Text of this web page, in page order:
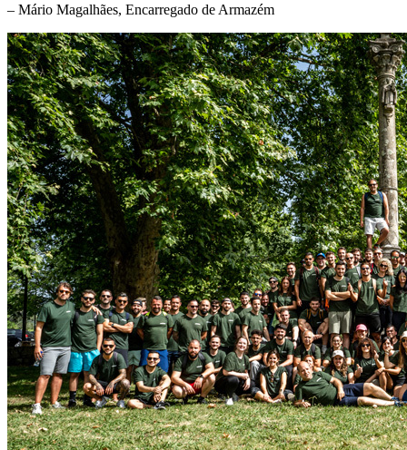
– Mário Magalhães, Encarregado de Armazém